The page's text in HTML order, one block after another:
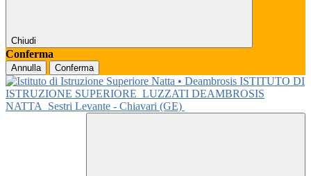
Chiudi
Conferma
Annulla Conferma
ISTITUTO DI
ISTRUZIONE SUPERIORE LUZZATI DEAMBROSIS
NATTA
Sestri Levante - Chiavari (GE)